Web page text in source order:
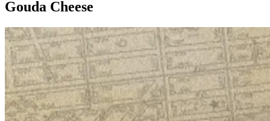
Gouda Cheese